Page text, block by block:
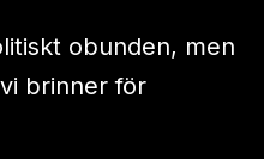
obunden, men
brinner för